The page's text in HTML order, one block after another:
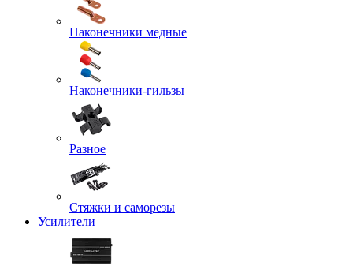
Наконечники медные
Наконечники-гильзы
Разное
Стяжки и саморезы
Усилители